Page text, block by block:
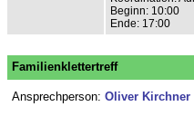
Beginn: 10:00
Ende: 17:00
Familienklettertreff
Ansprechperson: Oliver Kirchner